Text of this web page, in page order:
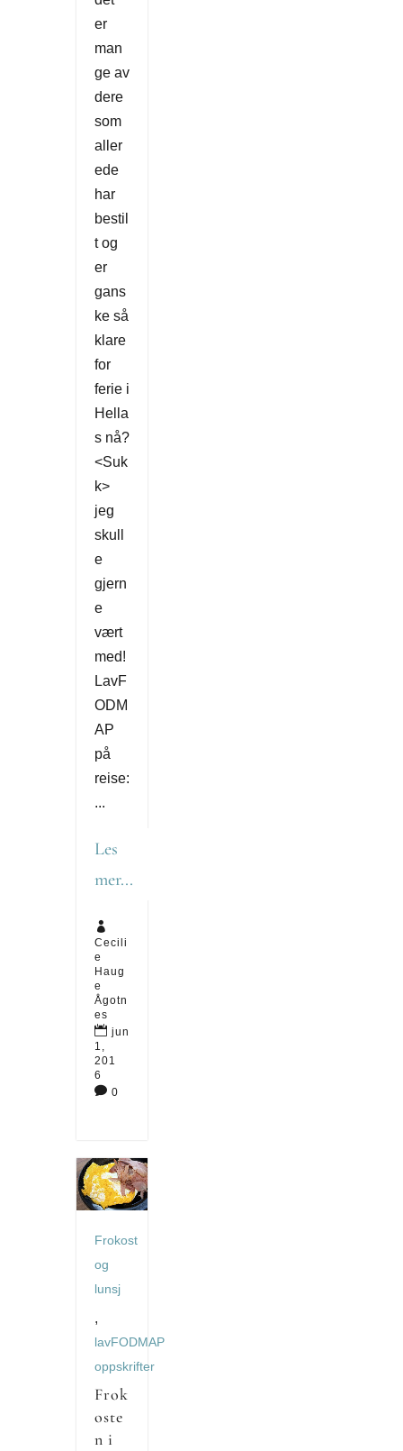
er
man
ge av
dere
som
aller
ede
har
bestil
t og
er
gans
ke så
klare
for
ferie i
Hella
s nå?
<Suk
k>
jeg
skull
e
gjern
e
vært
med!
LavF
ODM
AP
på
reise:
...
Les
mer...

Cecili
e
Haug
e
Ågotn
es
 jun
1,
201
6
 0
Frokost
og
lunsj
,
lavFODMAP
oppskrifter
Frok
oste
n i